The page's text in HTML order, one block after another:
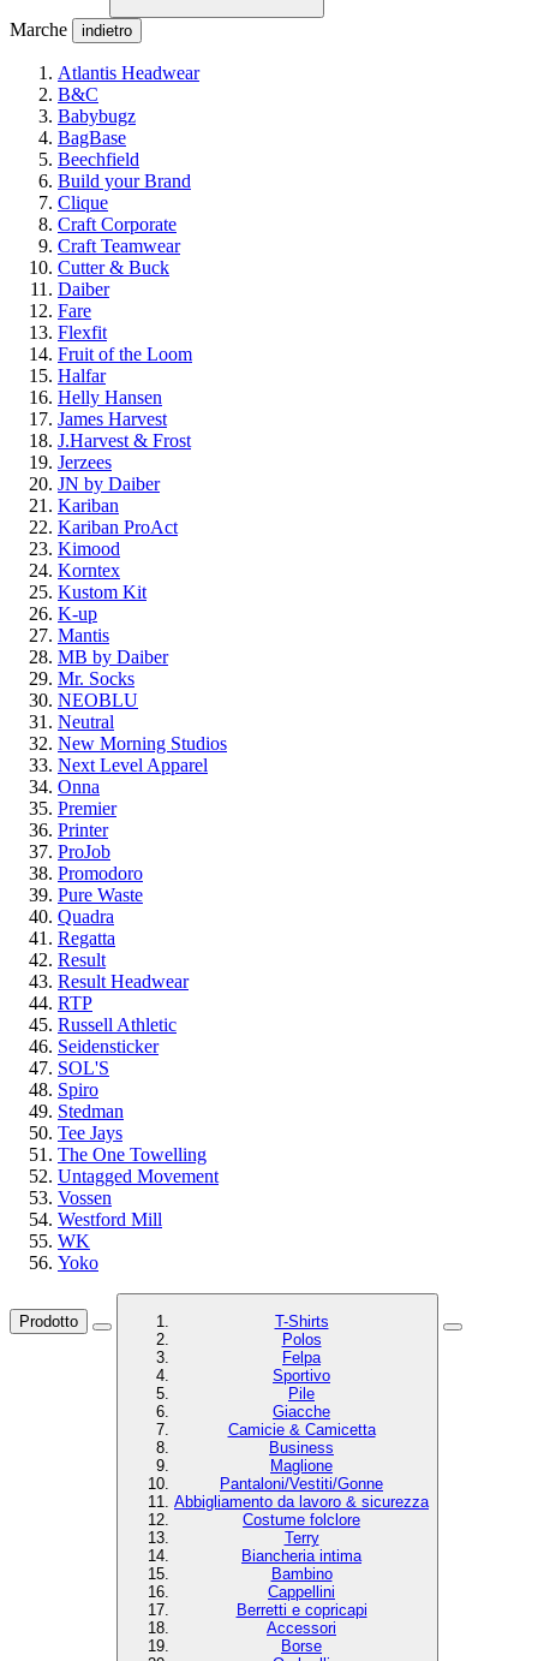
Marche indietro
Atlantis Headwear
B&C
Babybugz
BagBase
Beechfield
Build your Brand
Clique
Craft Corporate
Craft Teamwear
Cutter & Buck
Daiber
Fare
Flexfit
Fruit of the Loom
Halfar
Helly Hansen
James Harvest
J.Harvest & Frost
Jerzees
JN by Daiber
Kariban
Kariban ProAct
Kimood
Korntex
Kustom Kit
K-up
Mantis
MB by Daiber
Mr. Socks
NEOBLU
Neutral
New Morning Studios
Next Level Apparel
Onna
Premier
Printer
ProJob
Promodoro
Pure Waste
Quadra
Regatta
Result
Result Headwear
RTP
Russell Athletic
Seidensticker
SOL'S
Spiro
Stedman
Tee Jays
The One Towelling
Untagged Movement
Vossen
Westford Mill
WK
Yoko
Prodotto
T-Shirts
Polos
Felpa
Sportivo
Pile
Giacche
Camicie & Camicetta
Business
Maglione
Pantaloni/Vestiti/Gonne
Abbigliamento da lavoro & sicurezza
Costume folclore
Terry
Biancheria intima
Bambino
Cappellini
Berretti e copricapi
Accessori
Borse